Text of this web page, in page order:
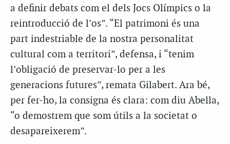
a definir debats com el dels Jocs Olímpics o la
reintroducció de l’os”. “El patrimoni és una
part indestriable de la nostra personalitat
cultural com a territori”, defensa, i “tenim
l’obligació de preservar-lo per a les
generacions futures”, remata Gilabert. Ara bé,
per fer-ho, la consigna és clara: com diu Abella,
“o demostrem que som útils a la societat o
desapareixerem”.